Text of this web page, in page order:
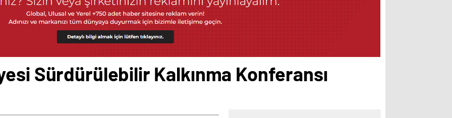
Sürdürülebilir Kalkınma Konferansı